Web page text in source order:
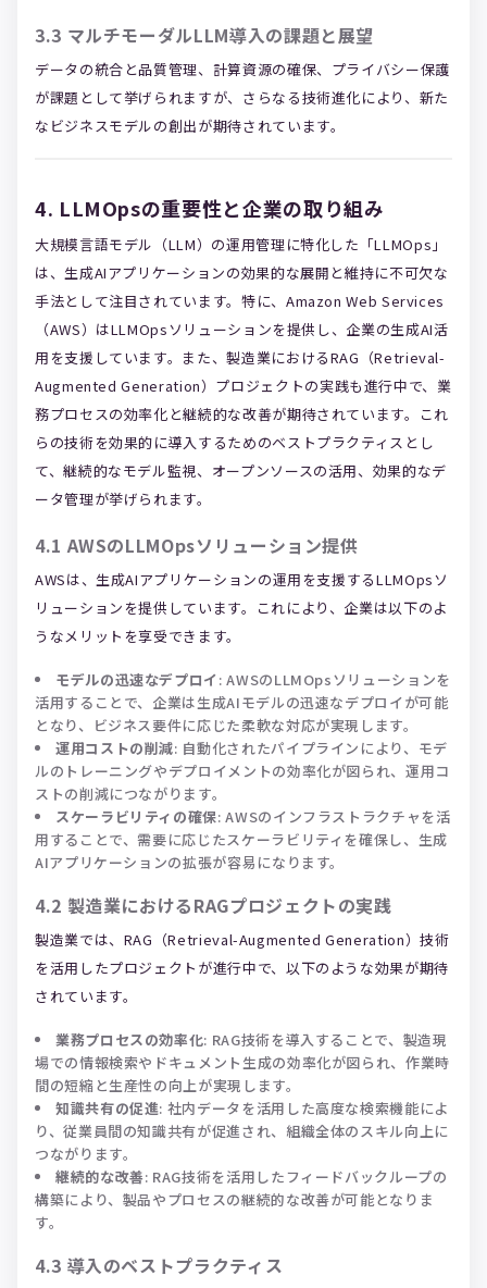
3.3 マルチモーダルLLM導入の課題と展望
データの統合と品質管理、計算資源の確保、プライバシー保護
が課題として挙げられますが、さらなる技術進化により、新た
なビジネスモデルの創出が期待されています。
4. LLMOpsの重要性と企業の取り組み
大規模言語モデル（LLM）の運用管理に特化した「LLMOps」
は、生成AIアプリケーションの効果的な展開と維持に不可欠な
手法として注目されています。特に、Amazon Web Services
（AWS）はLLMOpsソリューションを提供し、企業の生成AI活
用を支援しています。また、製造業におけるRAG（Retrieval-
Augmented Generation）プロジェクトの実践も進行中で、業
務プロセスの効率化と継続的な改善が期待されています。これ
らの技術を効果的に導入するためのベストプラクティスとし
て、継続的なモデル監視、オープンソースの活用、効果的なデ
ータ管理が挙げられます。
4.1AWSのLLMOpsソリューション提供
AWSは、生成AIアプリケーションの運用を支援するLLMOpsソ
リューションを提供しています。これにより、企業は以下のよ
うなメリットを享受できます。
モデルの迅速なデプロイ: AWSのLLMOpsソリューションを
活用することで、企業は生成AIモデルの迅速なデプロイが可能
となり、ビジネス要件に応じた柔軟な対応が実現します。
運用コストの削減: 自動化されたパイプラインにより、モデ
ルのトレーニングやデプロイメントの効率化が図られ、運用コ
ストの削減につながります。
スケーラビリティの確保: AWSのインフラストラクチャを活
用することで、需要に応じたスケーラビリティを確保し、生成
AIアプリケーションの拡張が容易になります。
4.2 製造業におけるRAGプロジェクトの実践
製造業では、RAG（Retrieval-Augmented Generation）技術
を活用したプロジェクトが進行中で、以下のような効果が期待
されています。
業務プロセスの効率化: RAG技術を導入することで、製造現
場での情報検索やドキュメント生成の効率化が図られ、作業時
間の短縮と生産性の向上が実現します。
知識共有の促進: 社内データを活用した高度な検索機能によ
り、従業員間の知識共有が促進され、組織全体のスキル向上に
つながります。
継続的な改善: RAG技術を活用したフィードバックループの
構築により、製品やプロセスの継続的な改善が可能となりま
す。
4.3 導入のベストプラクティス